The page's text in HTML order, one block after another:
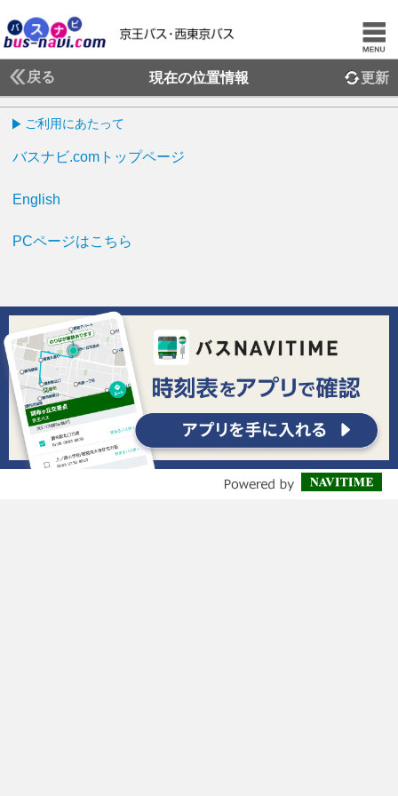
戻る 現在の位置情報 更新
ご利用にあたって
バスナビ.comトップページ
English
PCページはこちら